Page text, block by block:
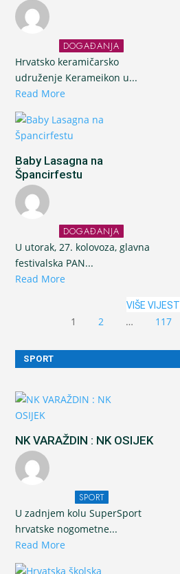
DOGAĐANJA
Hrvatsko keramičarsko
udruženje Kerameikon u...
Read More
Baby Lasagna na
Špancirfestu
DOGAĐANJA
U utorak, 27. kolovoza, glavna
festivalska PAN...
Read More
VIŠE VIJESTI
1 2 … 117
SPORT
NK VARAŽDIN : NK OSIJEK
SPORT
U zadnjem kolu SuperSport
hrvatske nogometne...
Read More